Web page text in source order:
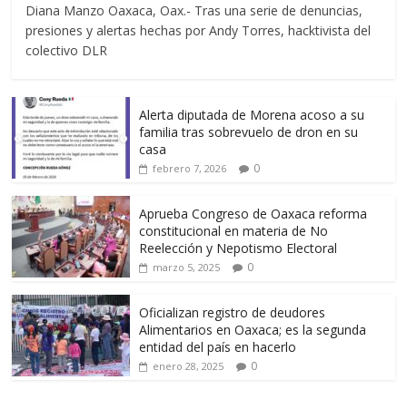
Diana Manzo Oaxaca, Oax.- Tras una serie de denuncias,
presiones y alertas hechas por Andy Torres, hacktivista del
colectivo DLR
Alerta diputada de Morena acoso a su
familia tras sobrevuelo de dron en su
casa
febrero 7, 2026 0
Aprueba Congreso de Oaxaca reforma
constitucional en materia de No
Reelección y Nepotismo Electoral
marzo 5, 2025 0
Oficializan registro de deudores
Alimentarios en Oaxaca; es la segunda
entidad del país en hacerlo
enero 28, 2025 0